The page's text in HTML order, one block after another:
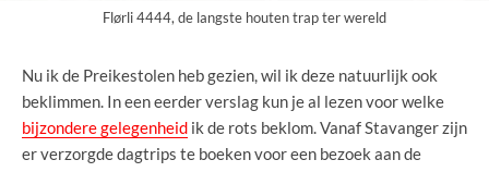
Flørli 4444, de langste houten trap ter wereld
Nu ik de Preikestolen heb gezien, wil ik deze natuurlijk ook
beklimmen. In een eerder verslag kun je al lezen voor welke
bijzondere gelegenheid ik de rots beklom. Vanaf Stavanger zijn
er verzorgde dagtrips te boeken voor een bezoek aan de